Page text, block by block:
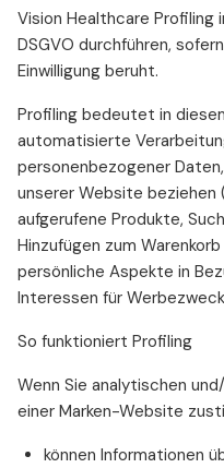
Vision Healthcare Profiling
DSGVO durchführen,
Einwilligung beruht.
Profiling bedeutet in
automatisierte
personenbezogener
unserer Website beziehen
aufgerufene Produkte,
Hinzufügen zum
persönliche Aspekte in
Interessen für
So funktioniert Profiling
Wenn Sie analytischen
einer Marken-Website
können Informationen